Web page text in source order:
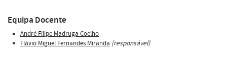
Equipa Docente
André Filipe Madruga Coelho
Flávio Miguel Fernandes Miranda [responsável]